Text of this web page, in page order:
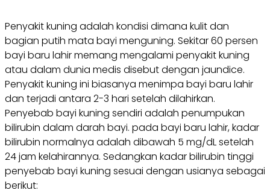
Penyakit kuning adalah kondisi dimana kulit dan
bagian putih mata bayi menguning. Sekitar 60 persen
bayi baru lahir memang mengalami penyakit kuning
atau dalam dunia medis disebut dengan jaundice.
Penyakit kuning ini biasanya menimpa bayi baru lahir
dan terjadi antara 2-3 hari setelah dilahirkan.
Penyebab bayi kuning sendiri adalah penumpukan
bilirubin dalam darah bayi. pada bayi baru lahir, kadar
bilirubin normalnya adalah dibawah 5 mg/dL setelah
24 jam kelahirannya. Sedangkan kadar bilirubin tinggi
penyebab bayi kuning sesuai dengan usianya sebagai
berikut: